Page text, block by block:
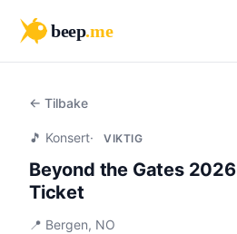
beep.me
← Tilbake
🎵 Konsert· VIKTIG
Beyond the Gates
Ticket
📍 Bergen, NO